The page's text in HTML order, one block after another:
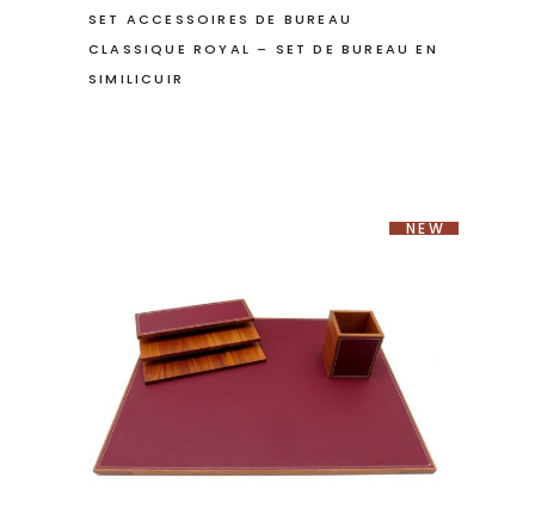
SET ACCESSOIRES DE BUREAU
CLASSIQUE ROYAL – SET DE BUREAU EN
SIMILICUIR
NEW